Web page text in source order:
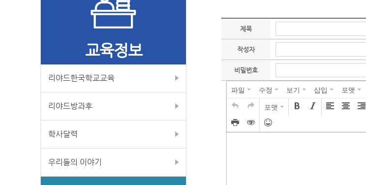
교육정보
리야드한국학교교육
리야드방과후
학사달력
우리들의 이야기
제목
작성자
비밀번호
파일 수정 보기 삽입 포맷
포맷